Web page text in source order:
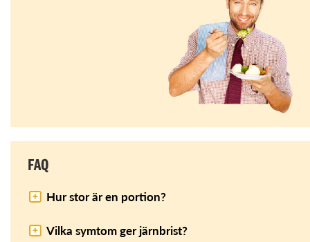
FAQ
Hur stor är en portion?
Vilka symtom ger järnbrist?